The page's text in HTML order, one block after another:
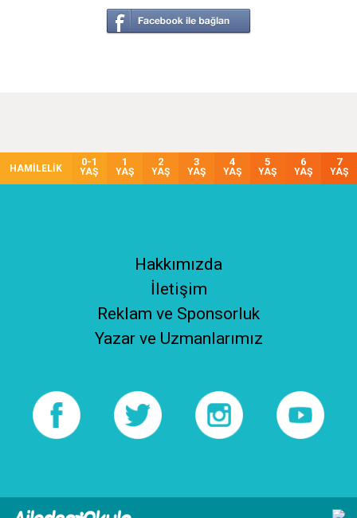
HAMİLELİK
0-1
YAŞ
1
YAŞ
2
YAŞ
3
YAŞ
4
YAŞ
5
YAŞ
6
YAŞ
7
YAŞ
Hakkımızda
İletişim
Reklam ve Sponsorluk
Yazar ve Uzmanlarımız